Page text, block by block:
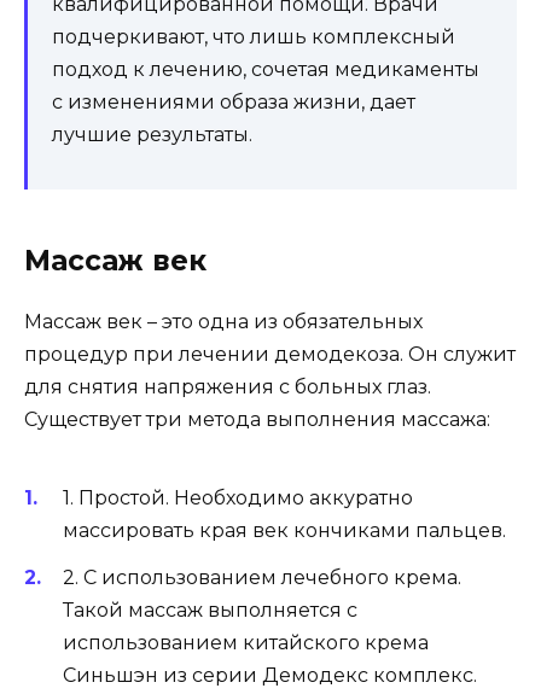
подчеркивают, что лишь комплексный
подход к лечению, сочетая медикаменты
с изменениями образа жизни, дает
лучшие результаты.
Массаж век
Массаж век – это одна из обязательных
процедур при лечении демодекоза. Он служит
для снятия напряжения с больных глаз.
Существует три метода выполнения массажа:
1. Простой. Необходимо аккуратно
массировать края век кончиками пальцев.
2. С использованием лечебного крема.
Такой массаж выполняется с
использованием китайского крема
Синьшэн из серии Демодекс комплекс.